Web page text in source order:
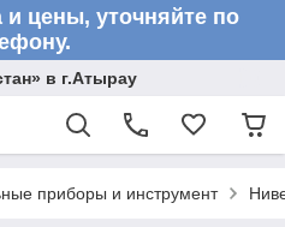
цены, уточняйте по
в г.Атырау
приборы и инструмент